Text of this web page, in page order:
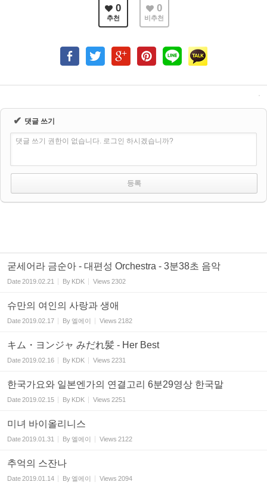
0
추천
0
비추천
✔ 댓글 쓰기
댓글 쓰기 권한이 없습니다. 로그인 하시겠습니까?
굳세어라 금순아 - 대편성 Orchestra - 3분38초 음악
Date2019.02.21 By KDK Views 2302
슈만의 여인의 사랑과 생애
Date2019.02.17 By엘에이 Views 2182
キム・ヨンジャ みだれ髪 - Her Best
Date2019.02.16 By KDK Views 2231
한국가요와 일본엔가의 연결고리 6분29영상 한국말
Date2019.02.15 By KDK Views 2251
미녀 바이올리니스
Date2019.01.31 By엘에이 Views 2122
추억의 스잔나
Date2019.01.14 By엘에이 Views 2094